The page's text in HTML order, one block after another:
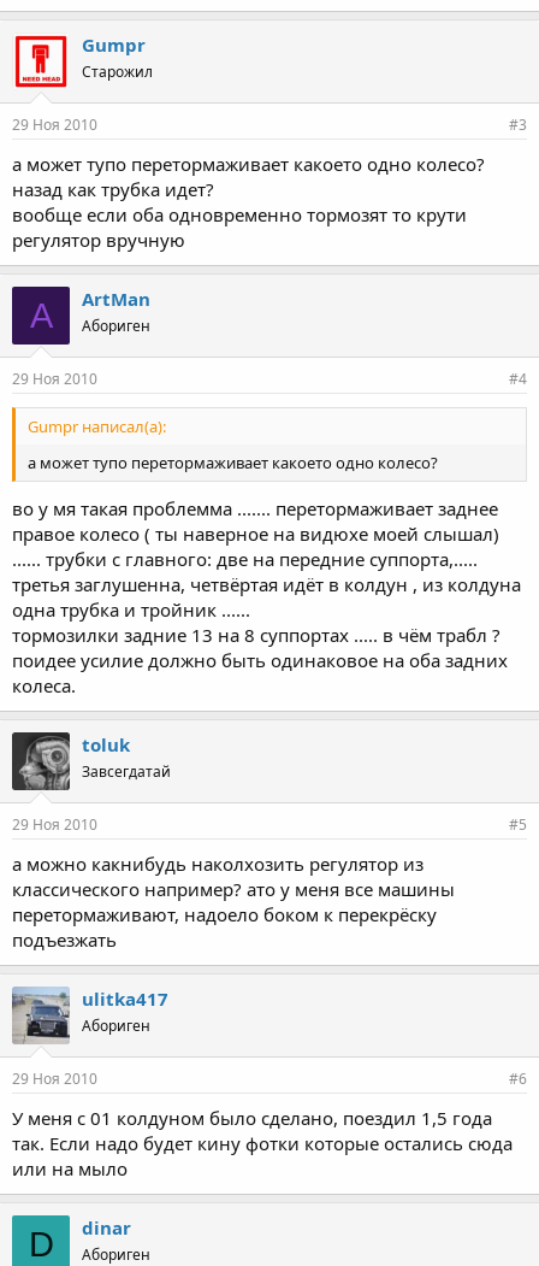
Gumpr
Старожил
29 Ноя 2010 #3
а может тупо перетормаживает какоето одно колесо?
назад как трубка идет?
вообще если оба одновременно тормозят то крути
регулятор вручную
A ArtMan
Абориген
29 Ноя 2010 #4
Gumpr написал(а):
а может тупо перетормаживает какоето одно колесо?
во у мя такая проблемма ....... перетормаживает заднее
правое колесо ( ты наверное на видюхе моей слышал)
...... трубки с главного: две на передние суппорта,.....
третья заглушенна, четвёртая идёт в колдун , из колдуна
одна трубка и тройник ......
тормозилки задние 13 на 8 суппортах ..... в чём трабл ?
поидее усилие должно быть одинаковое на оба задних
колеса.
toluk
Завсегдатай
29 Ноя 2010 #5
а можно какнибудь наколхозить регулятор из
классического например? ато у меня все машины
перетормаживают, надоело боком к перекрёску
подъезжать
ulitka417
Абориген
29 Ноя 2010 #6
У меня с 01 колдуном было сделано, поездил 1,5 года
так. Если надо будет кину фотки которые остались сюда
или на мыло
D dinar
Абориген